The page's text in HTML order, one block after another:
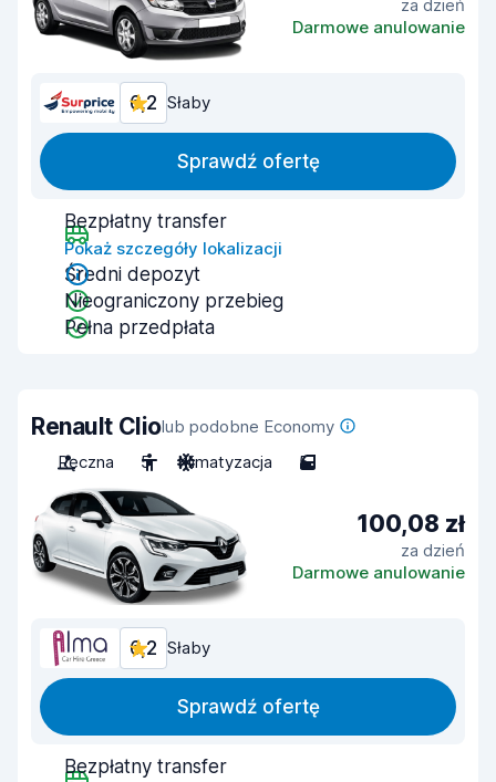
za dzień
Darmowe anulowanie
6,2 Słaby
Sprawdź ofertę
Bezpłatny transfer
Pokaż szczegóły lokalizacji
Średni depozyt
Nieograniczony przebieg
Pełna przedpłata
Renault Cliolub podobne Economy
Ręczna
5 Klimatyzacja 5
100,08 zł
za dzień
Darmowe anulowanie
6,2 Słaby
Sprawdź ofertę
Bezpłatny transfer